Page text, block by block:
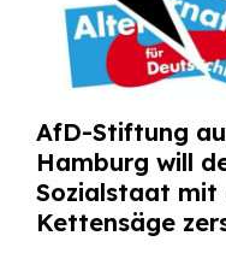
AfD-Stiftung
Hamburg will
Sozialstaat mit
Kettensäge